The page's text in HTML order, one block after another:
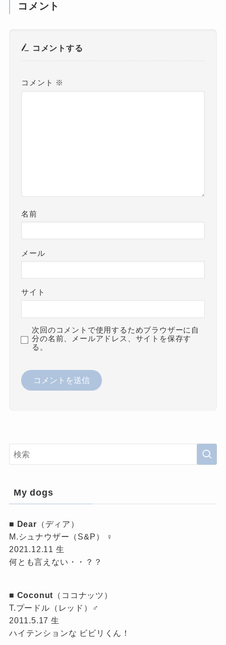
コメント
コメントする
コメント ※
名前
メール
サイト
次回のコメントで使用するためブラウザーに自
分の名前、メールアドレス、サイトを保存す
る。
My dogs
■ Dear （ディア）
M.シュナウザー（S&P） ♀
2021.12.11 生
何とも言えない・・？？
■ Coconut （ココナッツ）
T.プードル（レッド）♂
2011.5.17 生
ハイテンションな ビビリくん！